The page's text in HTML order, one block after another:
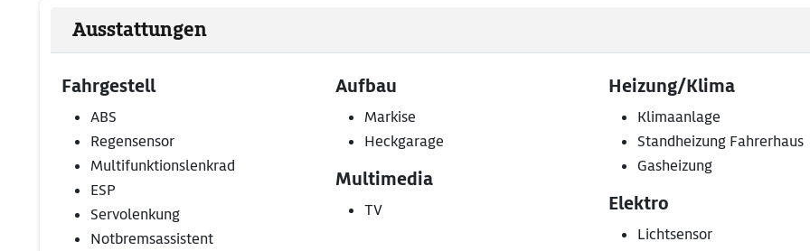
Ausstattungen
Fahrgestell
ABS
Regensensor
Multifunktionslenkrad
ESP
Servolenkung
Notbremsassistent
Aufbau
Markise
Heckgarage
Heizung/Klima
Klimaanlage
Standheizung Fahrerhaus
Gasheizung
Multimedia
TV Elektro
Lichtsensor